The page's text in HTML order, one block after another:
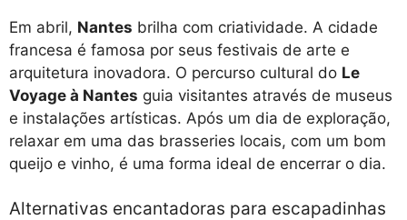
Em abril, Nantes brilha com criatividade. A cidade
francesa é famosa por seus festivais de arte e
arquitetura inovadora. O percurso cultural do Le
Voyage à Nantes guia visitantes através de museus
e instalações artísticas. Após um dia de exploração,
relaxar em uma das brasseries locais, com um bom
queijo e vinho, é uma forma ideal de encerrar o dia.
Alternativas encantadoras para escapadinhas